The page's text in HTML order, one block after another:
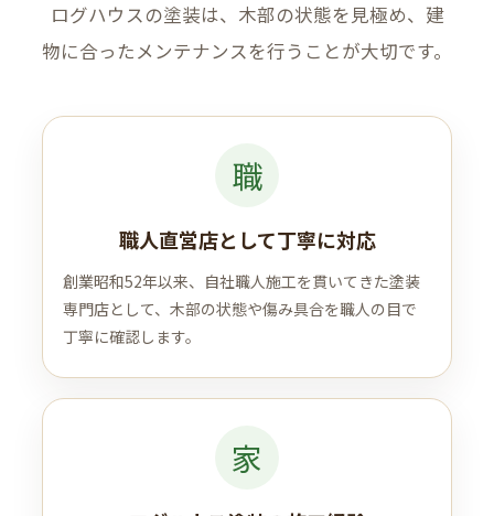
ログハウスの塗装は、木部の状態を見極め、建
物に合ったメンテナンスを行うことが大切です。
職
職人直営店として丁寧に対応
創業昭和52年以来、自社職人施工を貫いてきた塗装
専門店として、木部の状態や傷み具合を職人の目で
丁寧に確認します。
家